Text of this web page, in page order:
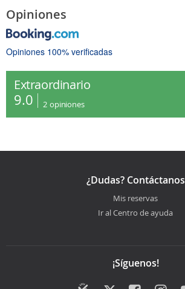
Opiniones
Opiniones 100% verificadas
Extraordinario
9.0 2 opiniones
¿Dudas? Contáctanos
Mis reservas
Ir al Centro de ayuda
¡Síguenos!